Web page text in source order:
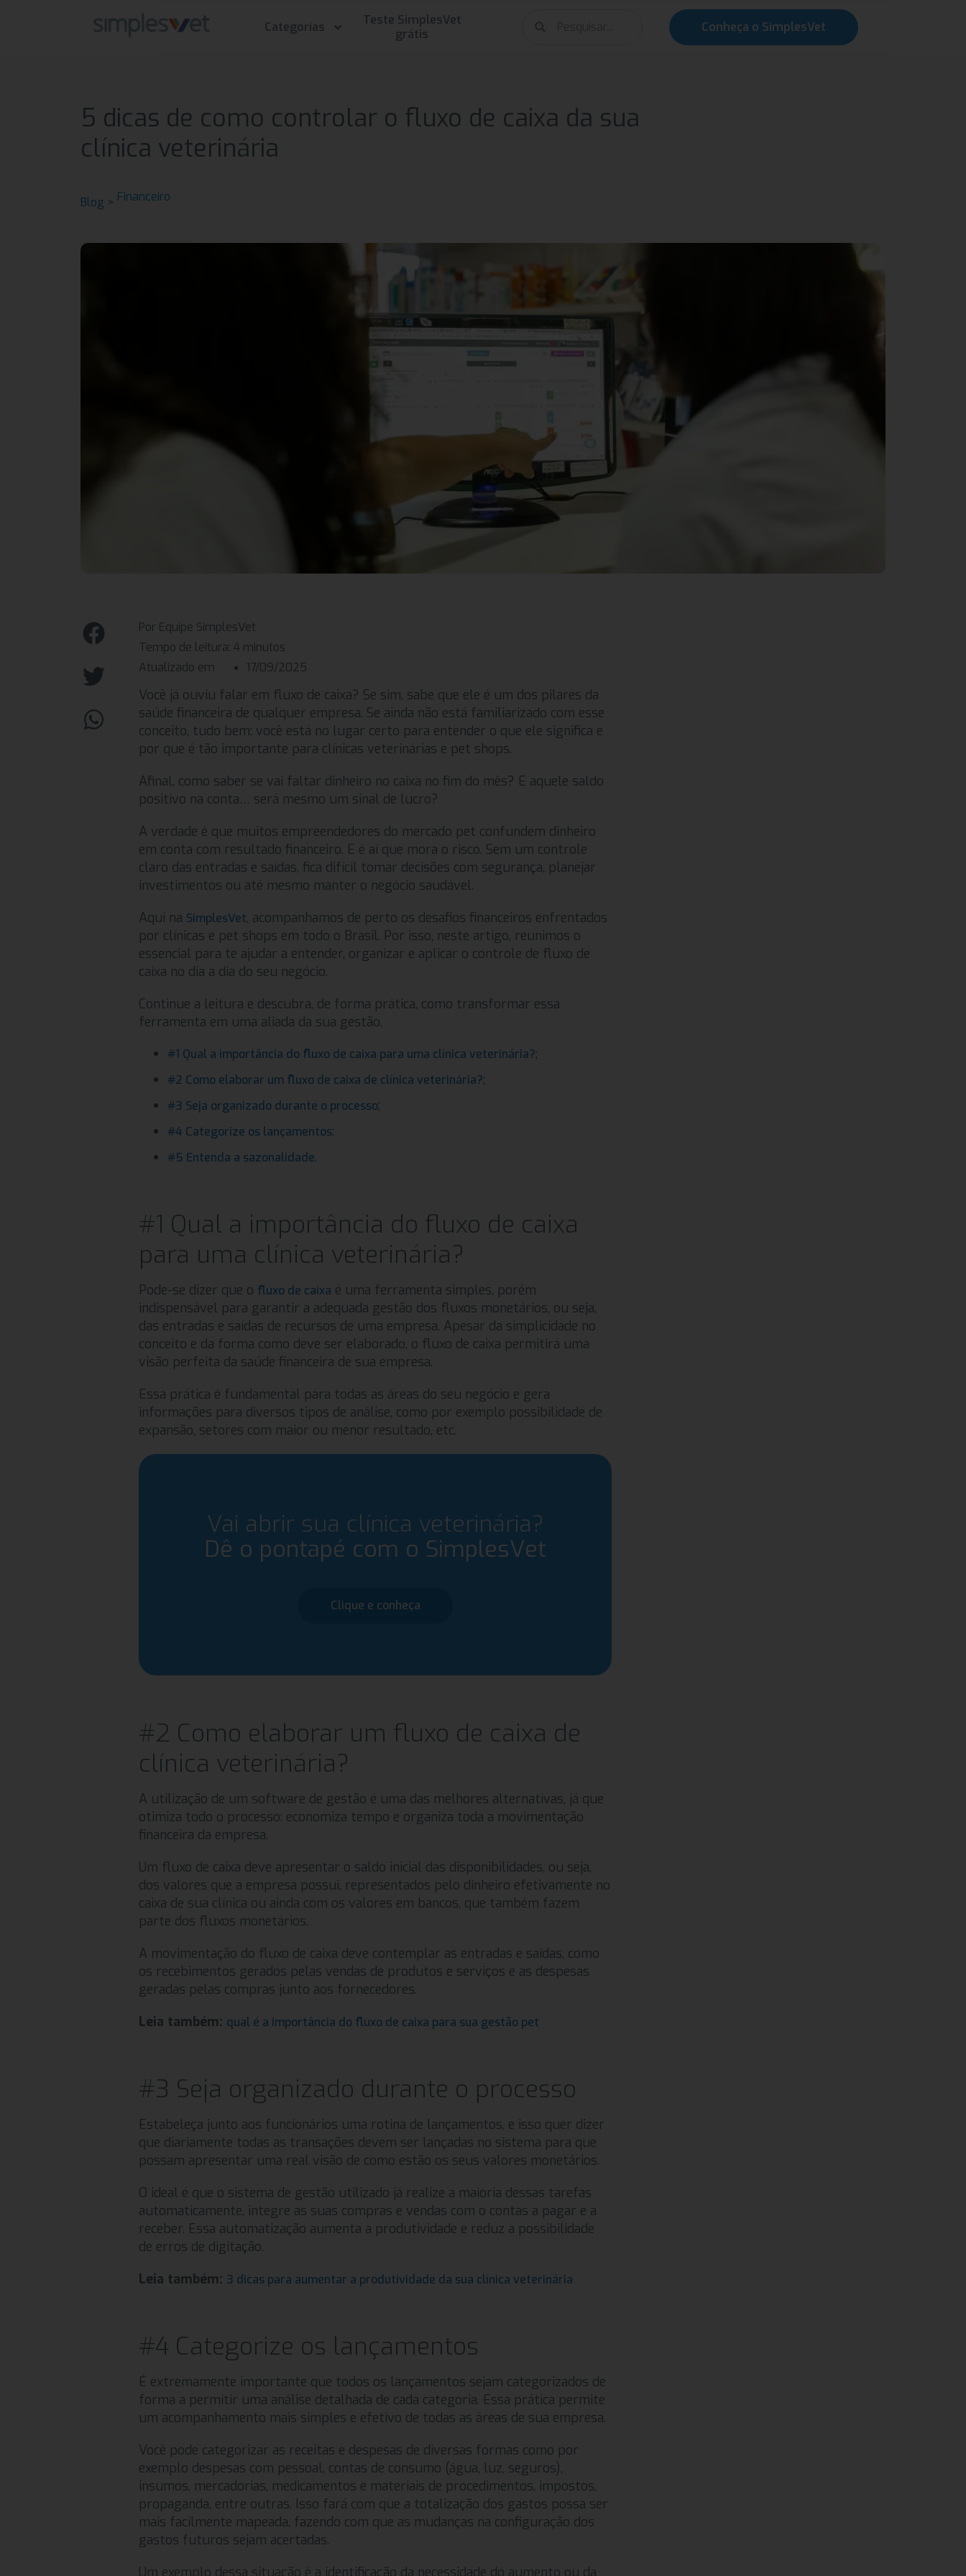
Categorias
Teste SimplesVet
grátis
Conheça o SimplesVet
5 dicas de como controlar o fluxo de caixa da sua
clínica veterinária
Blog > Financeiro
Por Equipe SimplesVet
Tempo de leitura: 4 minutos
Atualizado em
17/09/2025
Você já ouviu falar em fluxo de caixa? Se sim, sabe que ele é um dos pilares da
saúde financeira de qualquer empresa. Se ainda não está familiarizado com esse
conceito, tudo bem: você está no lugar certo para entender o que ele significa e
por que é tão importante para clínicas veterinárias e pet shops.
Afinal, como saber se vai faltar dinheiro no caixa no fim do mês? E aquele saldo
positivo na conta… será mesmo um sinal de lucro?
A verdade é que muitos empreendedores do mercado pet confundem dinheiro
em conta com resultado financeiro. E é aí que mora o risco. Sem um controle
claro das entradas e saídas, fica difícil tomar decisões com segurança, planejar
investimentos ou até mesmo manter o negócio saudável.
Aqui na SimplesVet, acompanhamos de perto os desafios financeiros enfrentados
por clínicas e pet shops em todo o Brasil. Por isso, neste artigo, reunimos o
essencial para te ajudar a entender, organizar e aplicar o controle de fluxo de
caixa no dia a dia do seu negócio.
Continue a leitura e descubra, de forma prática, como transformar essa
ferramenta em uma aliada da sua gestão.
#1 Qual a importância do fluxo de caixa para uma clínica veterinária?;
#2 Como elaborar um fluxo de caixa de clínica veterinária?;
#3 Seja organizado durante o processo;
#4 Categorize os lançamentos;
#5 Entenda a sazonalidade.
#1 Qual a importância do fluxo de caixa
para uma clínica veterinária?
Pode-se dizer que o fluxo de caixa é uma ferramenta simples, porém
indispensável para garantir a adequada gestão dos fluxos monetários, ou seja,
das entradas e saídas de recursos de uma empresa. Apesar da simplicidade no
conceito e da forma como deve ser elaborado, o fluxo de caixa permitirá uma
visão perfeita da saúde financeira de sua empresa.
Essa prática é fundamental para todas as áreas do seu negócio e gera
informações para diversos tipos de análise, como por exemplo possibilidade de
expansão, setores com maior ou menor resultado, etc.
Vai abrir sua clínica veterinária?
Dê o pontapé com o SimplesVet
Clique e conheça
#2 Como elaborar um fluxo de caixa de
clínica veterinária?
A utilização de um software de gestão é uma das melhores alternativas, já que
otimiza todo o processo: economiza tempo e organiza toda a movimentação
financeira da empresa.
Um fluxo de caixa deve apresentar o saldo inicial das disponibilidades, ou seja,
dos valores que a empresa possui, representados pelo dinheiro efetivamente no
caixa de sua clínica ou ainda com os valores em bancos, que também fazem
parte dos fluxos monetários.
A movimentação do fluxo de caixa deve contemplar as entradas e saídas, como
os recebimentos gerados pelas vendas de produtos e serviços e as despesas
geradas pelas compras junto aos fornecedores.
Leia também: qual é a importância do fluxo de caixa para sua gestão pet
#3 Seja organizado durante o processo
Estabeleça junto aos funcionários uma rotina de lançamentos, e isso quer dizer
que diariamente todas as transações devem ser lançadas no sistema para que
possam apresentar uma real visão de como estão os seus valores monetários.
O ideal é que o sistema de gestão utilizado já realize a maioria dessas tarefas
automaticamente, integre as suas compras e vendas com o contas a pagar e a
receber. Essa automatização aumenta a produtividade e reduz a possibilidade
de erros de digitação.
Leia também: 3 dicas para aumentar a produtividade da sua clínica veterinária
#4 Categorize os lançamentos
É extremamente importante que todos os lançamentos sejam categorizados de
forma a permitir uma análise detalhada de cada categoria. Essa prática permite
um acompanhamento mais simples e efetivo de todas as áreas de sua empresa.
Você pode categorizar as receitas e despesas de diversas formas como por
exemplo despesas com pessoal, contas de consumo (água, luz, seguros),
insumos, mercadorias, medicamentos e materiais de procedimentos, impostos,
propaganda, entre outras. Isso fará com que a totalização dos gastos possa ser
mais facilmente mapeada, fazendo com que as mudanças na configuração dos
gastos futuros sejam acertadas.
Um exemplo dessa situação é a identificação da necessidade do aumento ou da